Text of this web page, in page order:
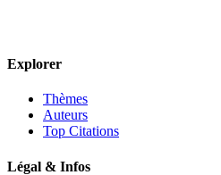
Explorer
Thèmes
Auteurs
Top Citations
Légal & Infos